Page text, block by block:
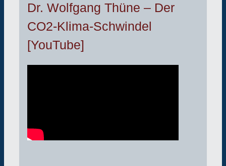
Dr. Wolfgang Thüne – Der
CO2-Klima-Schwindel
[YouTube]